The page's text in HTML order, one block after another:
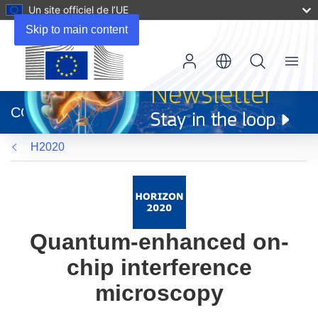
Skip to main content
Un site officiel de l’UE
dans
une
nouvelle
fenêtre)
CORDIS
Menu
H2020
Quantum-enhanced on-
chip interference
microscopy